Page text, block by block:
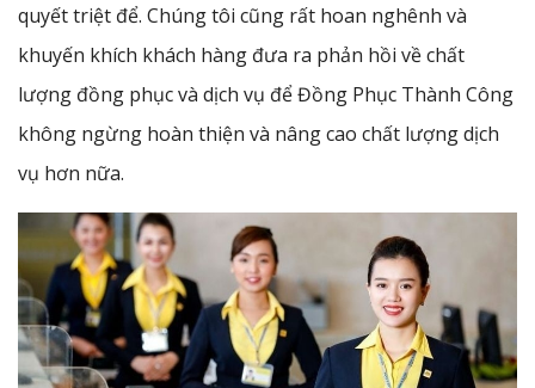
quyết triệt để. Chúng tôi cũng rất hoan nghênh và
khuyến khích khách hàng đưa ra phản hồi về chất
lượng đồng phục và dịch vụ để Đồng Phục Thành Công
không ngừng hoàn thiện và nâng cao chất lượng dịch
vụ hơn nữa.